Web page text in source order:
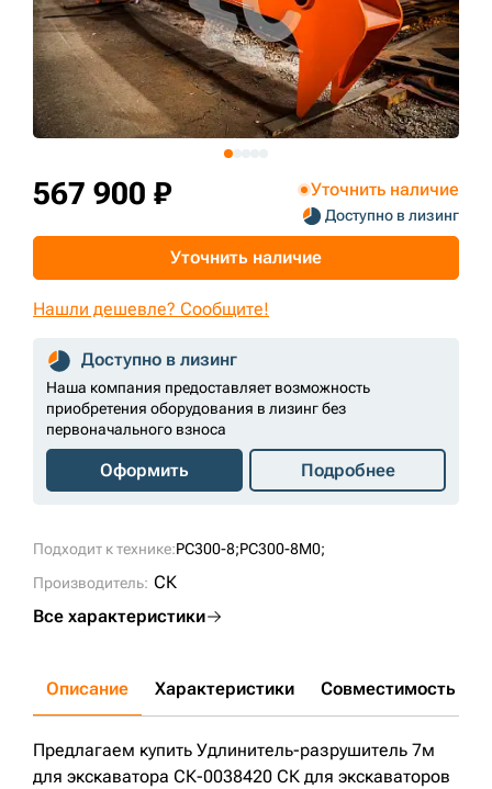
Подходит к технике:PC300-8;PC300-8M0;
Производитель: СК
Все характеристики
567 900 ₽ Уточнить наличие
Доступно в лизинг
Уточнить наличие
Нашли дешевле? Сообщите!
Доступно в лизинг
Наша компания предоставляет возможность
приобретения оборудования в лизинг без
первоначального взноса
Оформить Подробнее
Описание Характеристики Совместимость
Предлагаем купить Удлинитель-разрушитель 7м
для экскаватора СК-0038420 СК для экскаваторов